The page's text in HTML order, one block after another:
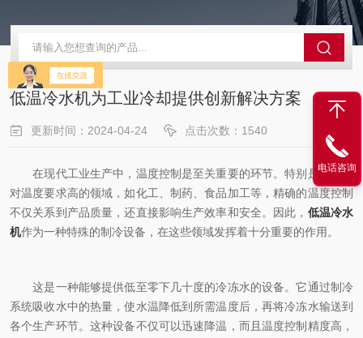
低温冷水机为工业冷却提供创新解决方案
更新时间：2024-04-24 点击次数：1540
在现代工业生产中，温度控制是至关重要的环节。特别是在一些
对温度要求高的领域，如化工、制药、食品加工等，精确的温度控制
不仅关系到产品质量，还直接影响生产效率和安全。因此， 低温冷水
机作为一种特殊的制冷设备，在这些领域发挥着十分重要的作用。
这是一种能够提供低至零下几十度的冷冻水的设备。它通过制冷
系统吸收水中的热量，使水温降低到所需温度后，再将冷冻水输送到
各个生产环节。这种设备不仅可以迅速降温，而且温度控制精度高，
电话咨询